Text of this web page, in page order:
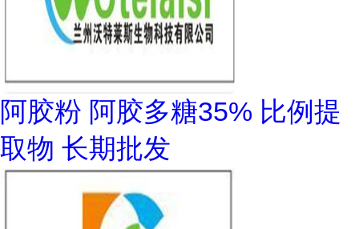
阿胶粉 阿胶多糖35% 比例提
取物 长期批发